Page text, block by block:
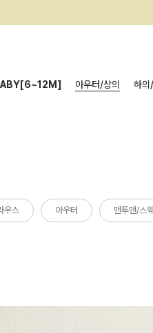
아우터/상의 하의
우스 아우터 맨투맨/스